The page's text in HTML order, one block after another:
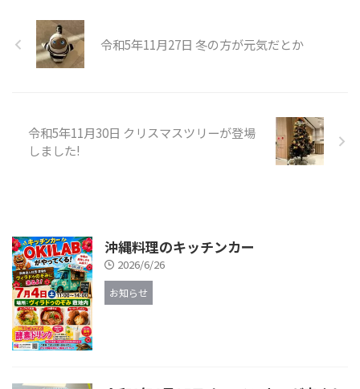
令和5年11月27日 冬の方が元気だとか
令和5年11月30日 クリスマスツリーが登場
しました!
沖縄料理のキッチンカー
2026/6/26
お知らせ